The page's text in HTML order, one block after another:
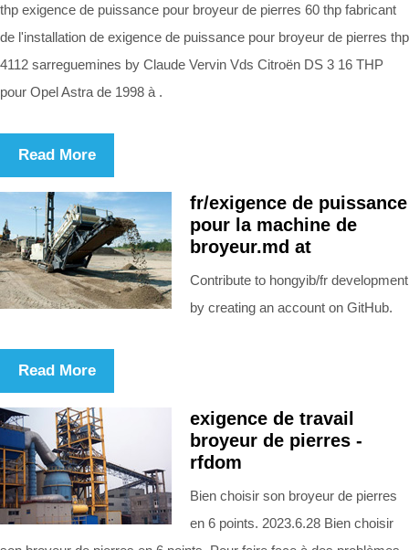
thp exigence de puissance pour broyeur de pierres 60 thp fabricant
de l'installation de exigence de puissance pour broyeur de pierres thp
4112 sarreguemines by Claude Vervin Vds Citroën DS 3 16 THP
pour Opel Astra de 1998 à .
Read More
fr/exigence de puissance
pour la machine de
broyeur.md at
Contribute to hongyib/fr development
by creating an account on GitHub.
Read More
exigence de travail
broyeur de pierres -
rfdom
Bien choisir son broyeur de pierres
en 6 points. 2023.6.28 Bien choisir